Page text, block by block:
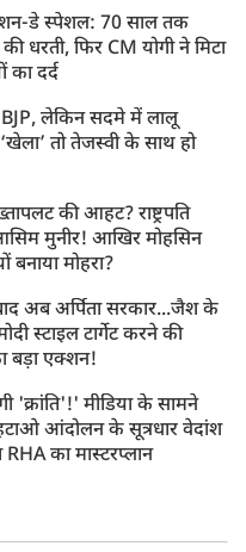
डे स्पेशल: 70 साल तक
धरती, फिर CM योगी ने मिटा
का दर्द
BJP, लेकिन सदमे में लालू
तो तेजस्वी के साथ हो
की आहट? राष्ट्रपति
मुनीर! आखिर मोहसिन
बनाया मोहरा?
अब अर्पिता सरकार...जैश के
स्टाइल टार्गेट करने की
बड़ा एक्शन!
'क्रांति'!' मीडिया के सामने
आंदोलन के सूत्रधार वेदांश
RHA का मास्टरप्लान